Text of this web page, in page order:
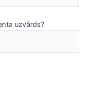
uzvārds?